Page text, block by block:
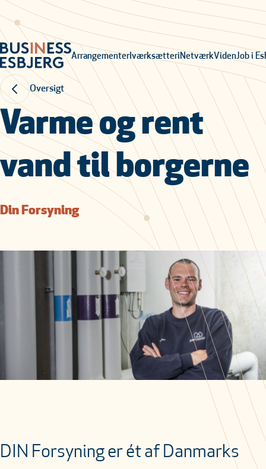
ArrangementerIværksætteriNetværkVidenJob i
Oversigt
Varme og rent
vand til borgerne
Din Forsyning
DIN Forsyning er ét af Danmarks